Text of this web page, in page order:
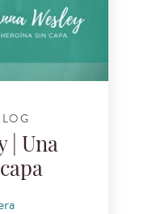
| Una